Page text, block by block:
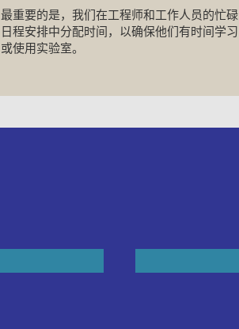
最重要的是，我们在工程师和工作人员的忙碌
日程安排中分配时间，以确保他们有时间学习
或使用实验室。